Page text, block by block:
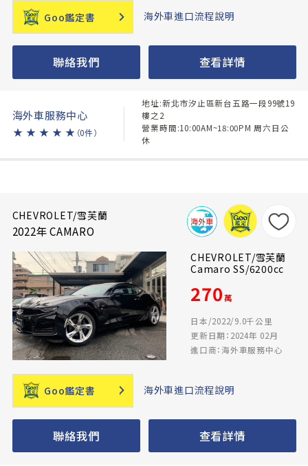
Goo鑑定書 海外車進口流程說明
聯絡我們 查看詳情
海外車服務中心
★ ★ ★ ★ ★ （0件）
地址:新北市汐止區新台五路一段99號19
樓之2
營業時間:10:00AM~18:00PM 周六日公
休
CHEVROLET/雪芙蘭
2022年 CAMARO
CHEVROLET/雪芙蘭
Camaro SS/6200cc
270萬
日本/2022/9.0千公里
更新日期：2024年 02月
進口商：海外車服務中心
Goo鑑定書 海外車進口流程說明
聯絡我們 查看詳情